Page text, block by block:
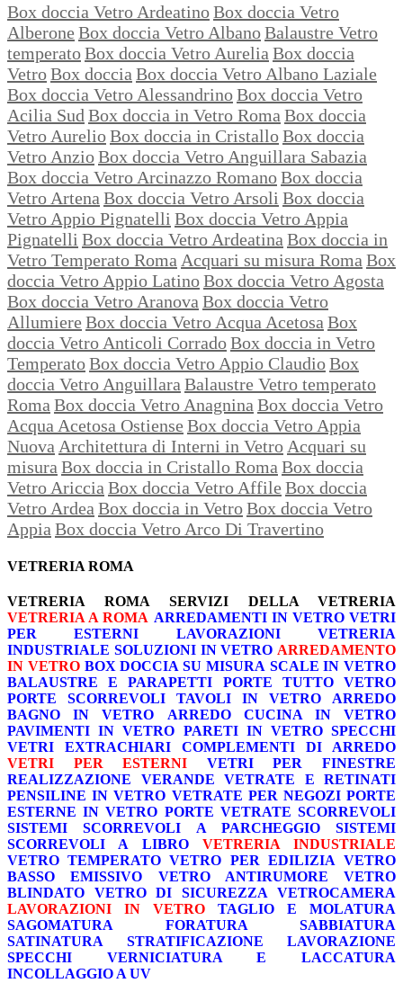
Box doccia Vetro ArdeatinoBox doccia Vetro
Alberone Box doccia Vetro AlbanoBalaustre Vetro
temperatoBox doccia Vetro Aurelia Box doccia
VetroBox doccia Box doccia Vetro Albano Laziale
Box doccia Vetro AlessandrinoBox doccia Vetro
Acilia Sud Box doccia in Vetro Roma Box doccia
Vetro AurelioBox doccia in CristalloBox doccia
Vetro AnzioBox doccia Vetro Anguillara Sabazia
Box doccia Vetro Arcinazzo RomanoBox doccia
Vetro Artena Box doccia Vetro Arsoli Box doccia
Vetro Appio Pignatelli Box doccia Vetro Appia
Pignatelli Box doccia Vetro Ardeatina Box doccia in
Vetro Temperato Roma Acquari su misura Roma Box
doccia Vetro Appio LatinoBox doccia Vetro Agosta
Box doccia Vetro Aranova Box doccia Vetro
Allumiere Box doccia Vetro Acqua Acetosa Box
doccia Vetro Anticoli CorradoBox doccia in Vetro
TemperatoBox doccia Vetro Appio ClaudioBox
doccia Vetro Anguillara Balaustre Vetro temperato
Roma Box doccia Vetro Anagnina Box doccia Vetro
Acqua Acetosa Ostiense Box doccia Vetro Appia
Nuova Architettura di Interni in Vetro Acquari su
misura Box doccia in Cristallo Roma Box doccia
Vetro Ariccia Box doccia Vetro Affile Box doccia
Vetro Ardea Box doccia in VetroBox doccia Vetro
Appia Box doccia Vetro Arco Di Travertino
VETRERIA ROMA
VETRERIA ROMA
SERVIZI DELLA VETRERIA
VETRERIA A ROMA ARREDAMENTI IN VETRO VETRI
PER ESTERNI
LAVORAZIONI
VETRERIA
INDUSTRIALE SOLUZIONI IN VETRO ARREDAMENTO
IN VETRO BOX DOCCIA SU MISURA SCALE IN VETRO
BALAUSTRE E PARAPETTI
PORTE TUTTO VETRO
PORTE SCORREVOLI
TAVOLI IN VETRO
ARREDO
BAGNO IN VETRO
ARREDO CUCINA IN VETRO
PAVIMENTI IN VETRO PARETI IN VETRO SPECCHI
VETRI EXTRACHIARI
COMPLEMENTI DI ARREDO
VETRI PER ESTERNI
VETRI PER FINESTRE
REALIZZAZIONE VERANDE
VETRATE E RETINATI
PENSILINE IN VETRO VETRATE PER NEGOZI PORTE
ESTERNE IN VETRO PORTE VETRATE SCORREVOLI
SISTEMI SCORREVOLI A PARCHEGGIO
SISTEMI
SCORREVOLI A LIBRO
VETRERIA INDUSTRIALE
VETRO TEMPERATO VETRO PER EDILIZIA VETRO
BASSO EMISSIVO
VETRO ANTIRUMORE
VETRO
BLINDATO
VETRO DI SICUREZZA
VETROCAMERA
LAVORAZIONI IN VETRO
TAGLIO E MOLATURA
SAGOMATURA
FORATURA
SABBIATURA
SATINATURA
STRATIFICAZIONE
LAVORAZIONE
SPECCHI
VERNICIATURA E LACCATURA
INCOLLAGGIO A UV